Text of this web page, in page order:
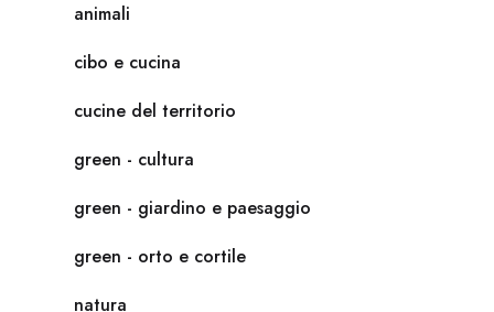
animali
cibo e cucina
cucine del territorio
green - cultura
green - giardino e paesaggio
green - orto e cortile
natura